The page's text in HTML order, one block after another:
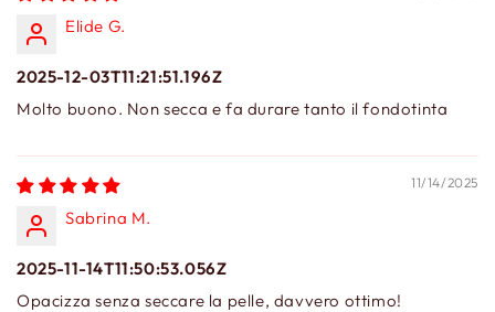
Elide G.
2025-12-03T11:21:51.196Z
Molto buono. Non secca e fa durare tanto il fondotinta
11/14/2025
Sabrina M.
2025-11-14T11:50:53.056Z
Opacizza senza seccare la pelle, davvero ottimo!